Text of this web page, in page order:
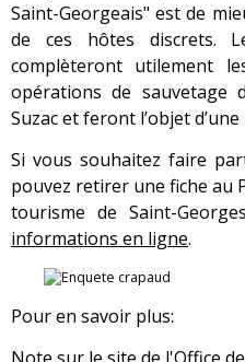
Saint-Georgeais" est de
de ces hôtes discrets.
complèteront utilement
opérations de sauvetage
Suzac et feront l’objet
Si vous souhaitez faire
pouvez retirer une fiche au
tourisme de Saint-
informations en ligne.
Pour en savoir plus: